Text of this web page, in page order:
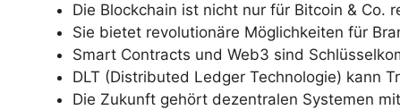
Die Blockchain ist nicht nur für Bitcoin & Co.
Sie bietet revolutionäre Möglichkeiten für
Smart Contracts und Web3 sind
DLT (Distributed Ledger Technologie) kann
Die Zukunft gehört dezentralen Systemen